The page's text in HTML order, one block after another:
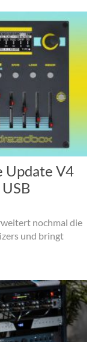
Update V4
nochmal die
und bringt